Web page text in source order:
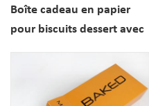
Boîte cadeau en papier
pour biscuits dessert avec